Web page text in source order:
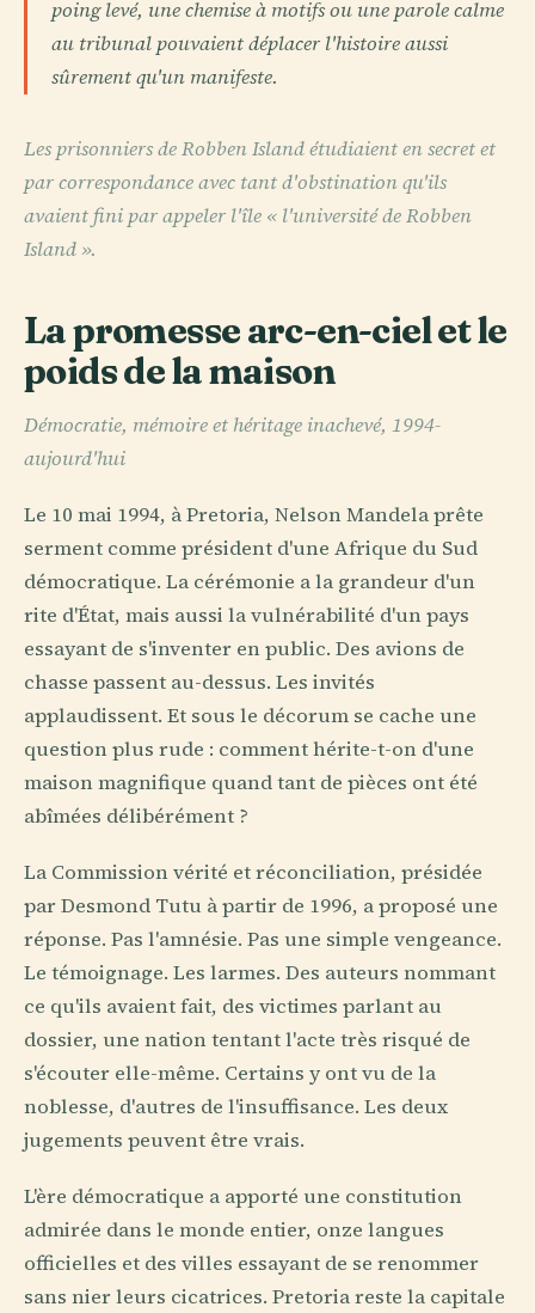
poing levé, une chemise à motifs ou une parole calme
au tribunal pouvaient déplacer l'histoire aussi
sûrement qu'un manifeste.
Les prisonniers de Robben Island étudiaient en secret et
par correspondance avec tant d'obstination qu'ils
avaient fini par appeler l'île « l'université de Robben
Island ».
La promesse arc-en-ciel et le
poids de la maison
Démocratie, mémoire et héritage inachevé, 1994-
aujourd'hui
Le 10 mai 1994, à Pretoria, Nelson Mandela prête
serment comme président d'une Afrique du Sud
démocratique. La cérémonie a la grandeur d'un
rite d'État, mais aussi la vulnérabilité d'un pays
essayant de s'inventer en public. Des avions de
chasse passent au-dessus. Les invités
applaudissent. Et sous le décorum se cache une
question plus rude : comment hérite-t-on d'une
maison magnifique quand tant de pièces ont été
abîmées délibérément ?
La Commission vérité et réconciliation, présidée
par Desmond Tutu à partir de 1996, a proposé une
réponse. Pas l'amnésie. Pas une simple vengeance.
Le témoignage. Les larmes. Des auteurs nommant
ce qu'ils avaient fait, des victimes parlant au
dossier, une nation tentant l'acte très risqué de
s'écouter elle-même. Certains y ont vu de la
noblesse, d'autres de l'insuffisance. Les deux
jugements peuvent être vrais.
L'ère démocratique a apporté une constitution
admirée dans le monde entier, onze langues
officielles et des villes essayant de se renommer
sans nier leurs cicatrices. Pretoria reste la capitale